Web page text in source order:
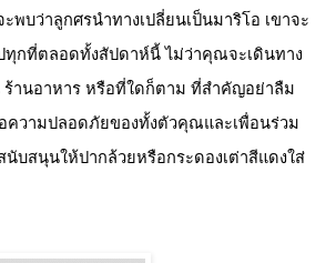
พบว่าลูกศรนำทางเปลี่ยนเป็นมาริโอ เขาจะ
ทุกที่ตลอดทั้งสัปดาห์นี้ ไม่ว่าคุณจะเดินทาง
ร้านอาหาร หรือที่ใดก็ตาม ที่สำคัญอย่าลืม
ความปลอดภัยของทั้งตัวคุณและเพื่อนร่วม
นับสนุนให้ปากล้วยหรือกระดองเต่าสีแดงใส่